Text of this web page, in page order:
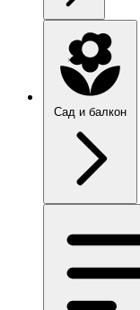
Сад и балкон